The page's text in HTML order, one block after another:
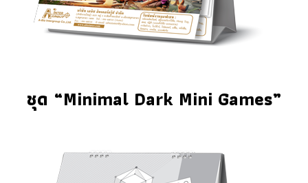
ชุด “Minimal Dark Mini Games”